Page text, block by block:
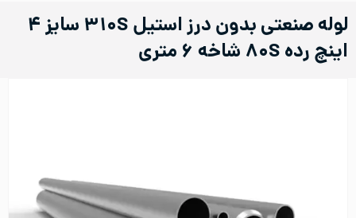
لوله صنعتی بدون درز استیل ۳۱۰S سایز ۴
اینچ رده ۸۰S شاخه ۶ متری